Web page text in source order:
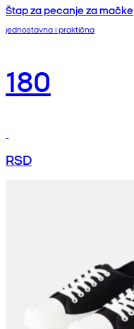
Štap za pecanje za mačke
jednostavna i praktična
180
RSD